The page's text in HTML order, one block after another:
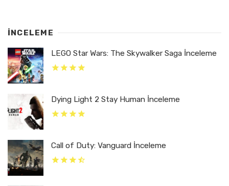
İNCELEME
LEGO Star Wars: The Skywalker Saga İnceleme
Dying Light 2 Stay Human İnceleme
Call of Duty: Vanguard İnceleme